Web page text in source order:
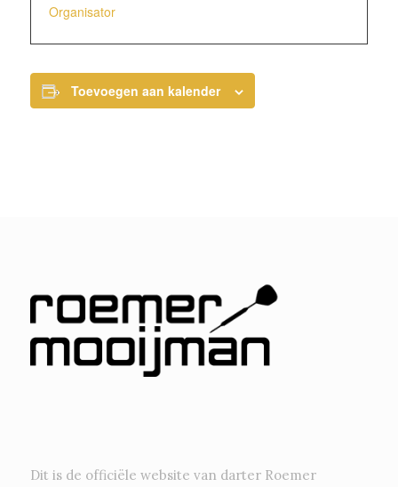
Organisator
Toevoegen aan kalender
Dit is de officiële website van darter Roemer